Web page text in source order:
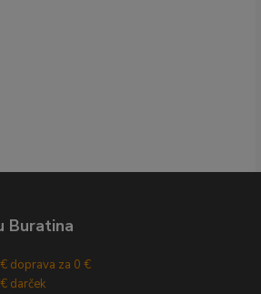
Buratina
doprava za 0 €
darček